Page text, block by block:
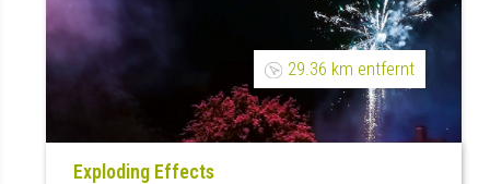
29.36 km entfernt
Exploding Effects